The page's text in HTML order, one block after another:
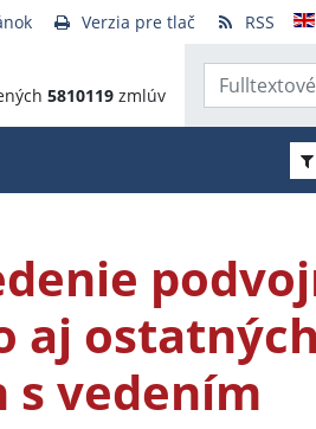
Verzia pre tlač RSS
5810119 zmlúv
aj ostatných
s vedením